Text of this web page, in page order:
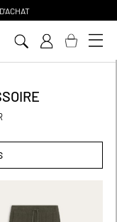
FRAIS